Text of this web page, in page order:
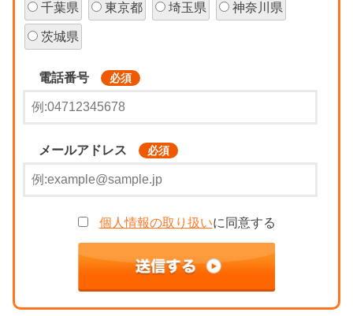
千葉県 東京都 埼玉県 神奈川県
茨城県
電話番号 必須
メールアドレス 必須
個人情報の取り扱いに同意する